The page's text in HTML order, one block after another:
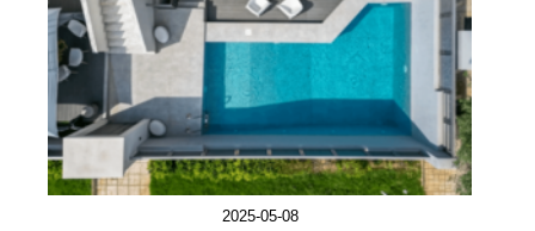
2025-05-08